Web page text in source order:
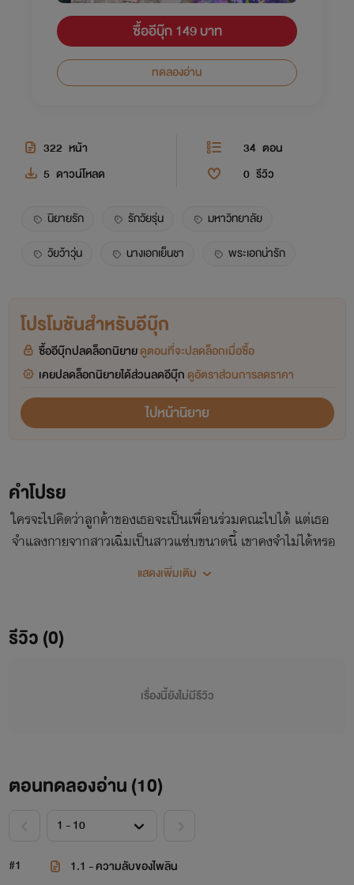
ซื้ออีบุ๊ก 149 บาท
ทดลองอ่าน
322 หน้า 34 ตอน
5 ดาวน์โหลด 0 รีวิว
นิยายรัก รักวัยรุ่น
มหาวิทยาลัย
วัยว้าวุ่น
นางเอกเย็นชา พระเอกน่ารัก
โปรโมชันสำหรับอีบุ๊ก
ซื้ออีบุ๊กปลดล็อกนิยายดูตอนที่จะปลดล็อกเมื่อซื้อ
เคยปลดล็อกนิยายได้ส่วนลดอีบุ๊ก ดูอัตราส่วนการลดราคา
ไปหน้านิยาย
คำโปรย
ใครจะไปคิดว่าลูกค้าของเธอจะเป็นเพื่อนร่วมคณะไปได้ แต่เธอ
จำแลงกายจากสาวเฉิ่มเป็นสาวแซ่บขนาดนี้ เขาคงจำไม่ได้หรอ
แสดงเพิ่มเติม
รีวิว (0)
เรื่องนี้ยังไม่มีรีวิว
ตอนทดลองอ่าน (10)
#1 1.1 - ความลับของไพลิน